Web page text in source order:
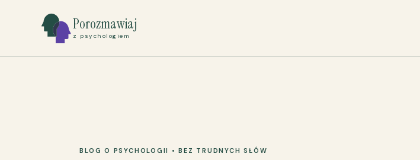
Porozmawiaj
z psychologiem
BLOG O PSYCHOLOGII • BEZ TRUDNYCH SŁÓW